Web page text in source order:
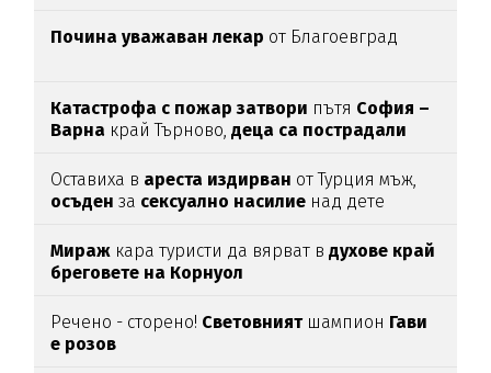
Почина уважаван лекар от Благоевград
Катастрофа с пожар затвори пътя София –
Варна край Търново,деца са пострадали
Оставиха в ареста издирван от Турция мъж,
осъден за сексуално насилие над дете
Мираж кара туристи да вярват вдухове край
бреговете на Корнуол
Речено - сторено! Световният шампион Гави
е розов